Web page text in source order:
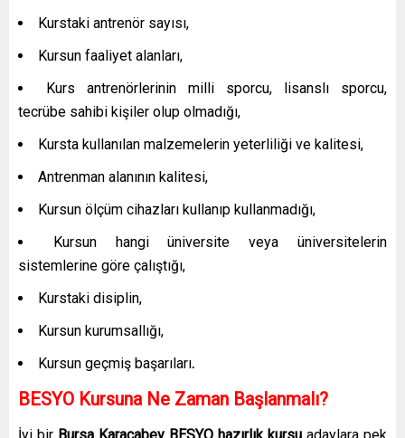
Kurstaki antrenör sayısı,
Kursun faaliyet alanları,
Kurs antrenörlerinin milli sporcu, lisanslı sporcu,
tecrübe sahibi kişiler olup olmadığı,
Kursta kullanılan malzemelerin yeterliliği ve kalitesi,
Antrenman alanının kalitesi,
Kursun ölçüm cihazları kullanıp kullanmadığı,
Kursun hangi üniversite veya üniversitelerin
sistemlerine göre çalıştığı,
Kurstaki disiplin,
Kursun kurumsallığı,
Kursun geçmiş başarıları.
BESYO Kursuna Ne Zaman Başlanmalı?
İyi bir Bursa Karacabey BESYO hazırlık kursu adaylara pek